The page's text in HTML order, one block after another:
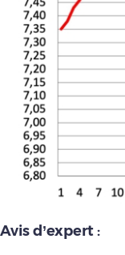
Avis d’expert :